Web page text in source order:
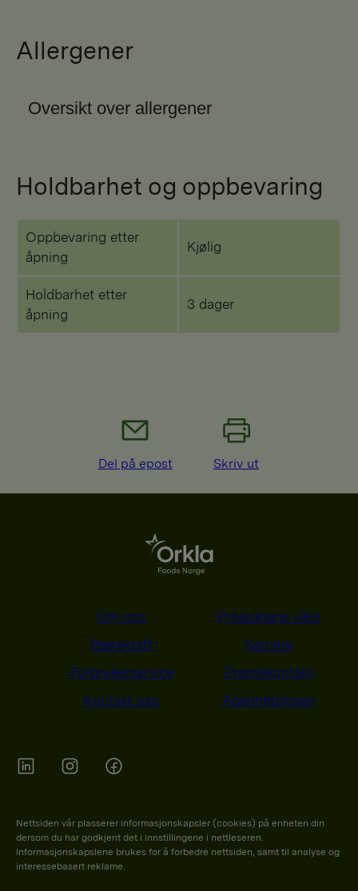
Allergener
Oversikt over allergener
Holdbarhet og oppbevaring
Oppbevaring etter
åpning
Kjølig
Holdbarhet etter
åpning
3 dager
Del på epost Skriv ut
Om oss
Produktene våre
Bærekraft
Karriere
Forbrukerservice
Pressekontakt
Kontakt oss
Åpenhetsloven
Nettsiden vår plasserer informasjonskapsler (cookies) på enheten din
dersom du har godkjent det i innstillingene i nettleseren.
Informasjonskapslene brukes for å forbedre nettsiden, samt til analyse og
interessebasert reklame.